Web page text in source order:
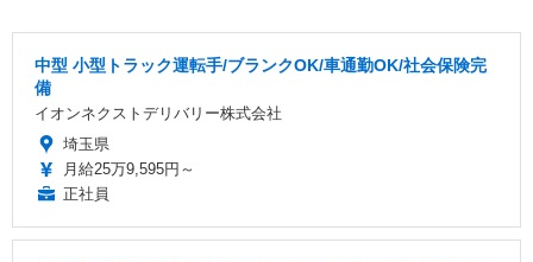
中型 小型トラック運転手/ブランクOK/車通勤OK/社会保険完
備
イオンネクストデリバリー株式会社
埼玉県
月給25万9,595円～
正社員